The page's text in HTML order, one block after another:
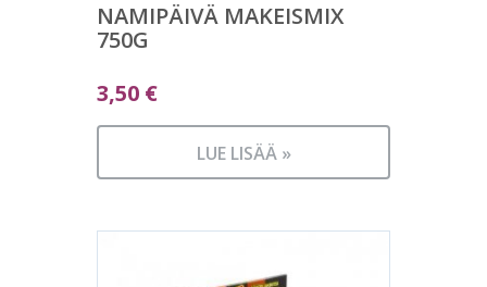
NAMIPÄIVÄ MAKEISMIX
750G
3,50 €
LUE LISÄÄ »